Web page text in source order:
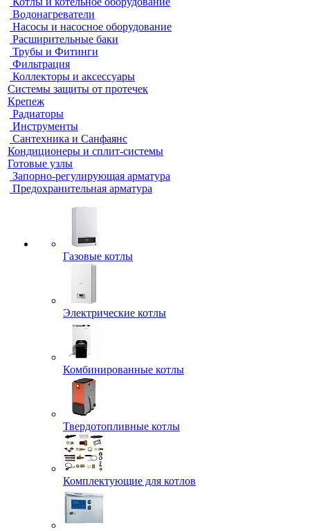
Водонагреватели
Насосы и насосное оборудование
Расширительные баки
Трубы и Фитинги
Фильтрация
Коллекторы и аксессуары
Системы защиты от протечек
Крепеж
Радиаторы
Инструменты
Сантехника и Санфаянс
Кондиционеры и сплит-системы
Готовые узлы
Запорно-регулирующая арматура
Предохранительная арматура
Газовые котлы
Электрические котлы
Комбинированные котлы
Твердотопливные котлы
Комплектующие для котлов